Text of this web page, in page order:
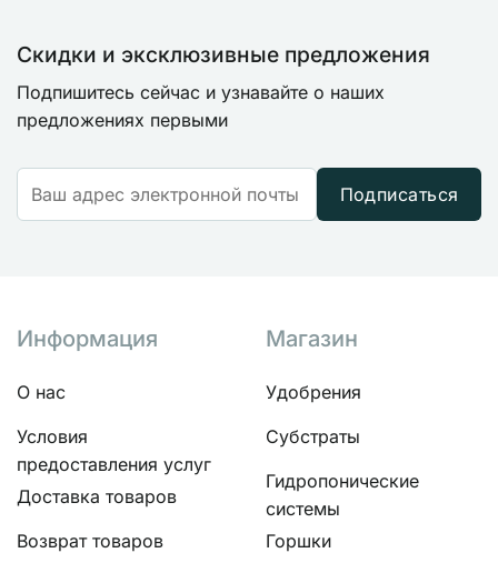
Скидки и эксклюзивные предложения
Подпишитесь сейчас и узнавайте о наших
предложениях первыми
Подписаться
Информация
О нас
Условия
предоставления услуг
Доставка товаров
Возврат товаров
Магазин
Удобрения
Субстраты
Гидропонические
системы
Горшки